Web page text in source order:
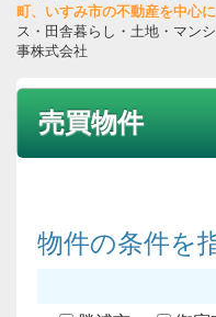
町、いすみ市の不動産を中心
ス・田舎暮らし・土地・マン
事株式会社
売買物件